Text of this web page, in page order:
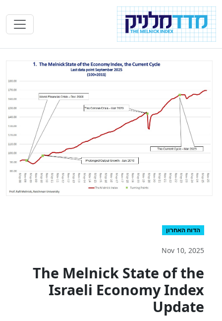
הדוח האחרון
Nov 10, 2025
The Melnick State of the
Israeli Economy Index
Update